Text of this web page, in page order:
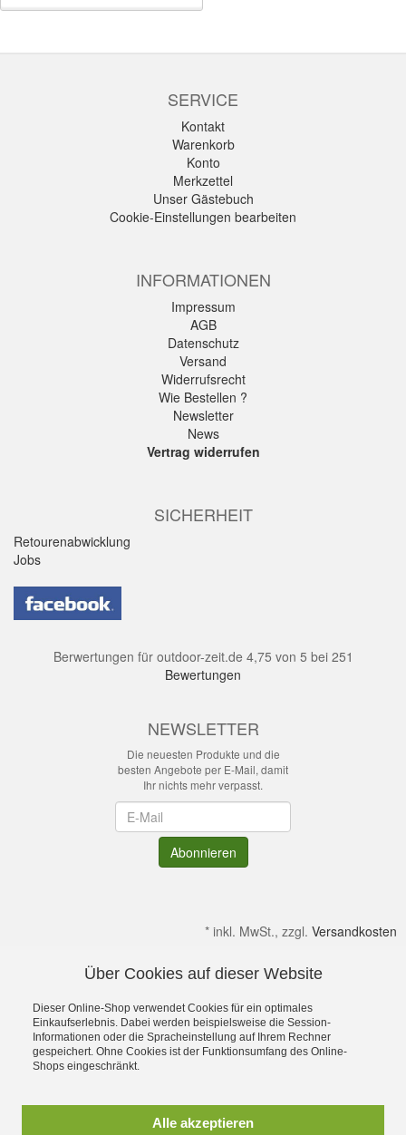
SERVICE
Kontakt
Warenkorb
Konto
Merkzettel
Unser Gästebuch
Cookie-Einstellungen bearbeiten
INFORMATIONEN
Impressum
AGB
Datenschutz
Versand
Widerrufsrecht
Wie Bestellen ?
Newsletter
News
Vertrag widerrufen
SICHERHEIT
Retourenabwicklung
Jobs
Berwertungen für outdoor-zeit.de 4,75 von 5 bei 251
Bewertungen
NEWSLETTER
Die neuesten Produkte und die
besten Angebote per E-Mail, damit
Ihr nichts mehr verpasst.
Abonnieren
* inkl. MwSt., zzgl. Versandkosten
Irrtümer & kleine Produktabweichungen vorbehalten!
Gültig solange Verfügbar. Die Abbildungen enthalten teilweise
Dekoration bzw. Zusatzausstattung. Preise gelten ohne diese.
Alle Rechte an Namen, Beschreibungen sowie Bildern gehören
Schorndorf,Göppingen,Heidenheim und Schwäbisch Gmünd
Über Cookies auf dieser Website
Dieser Online-Shop verwendet Cookies für ein optimales
Einkaufserlebnis. Dabei werden beispielsweise die Session-
Informationen oder die Spracheinstellung auf Ihrem Rechner
gespeichert. Ohne Cookies ist der Funktionsumfang des Online-
Shops eingeschränkt.
Alle akzeptieren